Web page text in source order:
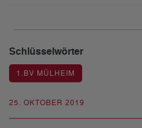
25. OKTOBER 2019
Schlüsselwörter
1.BV MÜLHEIM